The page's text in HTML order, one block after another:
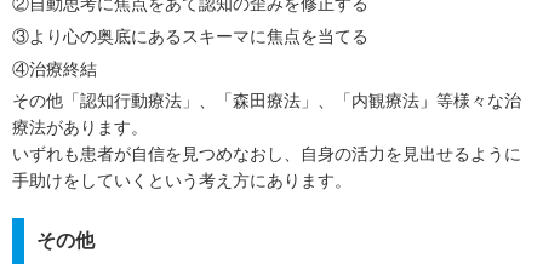
③より心の奥底にあるスキーマに焦点を当てる
④治療終結
その他「認知行動療法」、「森田療法」、「内観療法」等様々な治
療法があります。
いずれも患者が自信を見つめなおし、自身の活力を見出せるように
手助けをしていくという考え方にあります。
その他